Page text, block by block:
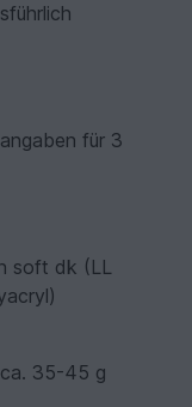
für 3
soft dk (LL
35-45 g